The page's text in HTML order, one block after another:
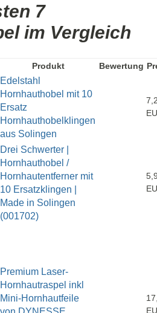
7
im Vergleich
Produkt Bewertung
Edelstahl
Hornhauthobel mit 10
Ersatz
Hornhauthobelklingen
aus Solingen
Drei Schwerter |
Hornhauthobel /
Hornhautentferner mit
10 Ersatzklingen |
Made in Solingen
(001702)
Premium Laser-
Hornhautraspel inkl
Mini-Hornhautfeile